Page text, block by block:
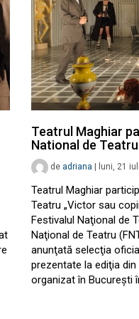
Teatrul Maghiar
National de Teatru
de adriana luni, 21
Teatrul Maghiar
Teatru „Victor sau
Festivalul Naţional de
Naţional de Teatru
anunţată selecţia
prezentate la ediţia
organizat în Bucureşti